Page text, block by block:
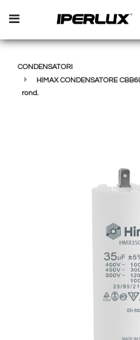
Open menu
CONDENSATORI
HIMAX CONDENSATORE
rond.